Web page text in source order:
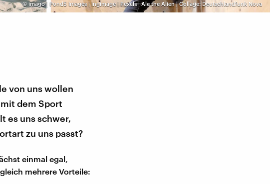
© imago | Pond5 Images | ingimage | Pexels | Ale the Alien | Collage: Deutschlandfunk Nova
von uns wollen
dem Sport
es uns schwer,
zu uns passt?
einmal egal,
mehrere Vorteile: